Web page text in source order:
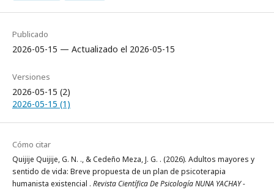
Publicado
2026-05-15 — Actualizado el 2026-05-15
Versiones
2026-05-15 (2)
2026-05-15 (1)
Cómo citar
Quijije Quijije, G. N. ., & Cedeño Meza, J. G. . (2026). Adultos mayores y
sentido de vida: Breve propuesta de un plan de psicoterapia
humanista existencial . Revista Científica De Psicología NUNA YACHAY -